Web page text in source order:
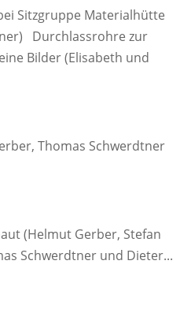
Sitzgruppe Materialhütte
Durchlassrohre zur
Bilder (Elisabeth und
Thomas Schwerdtner
(Helmut Gerber, Stefan
Schwerdtner und Dieter...